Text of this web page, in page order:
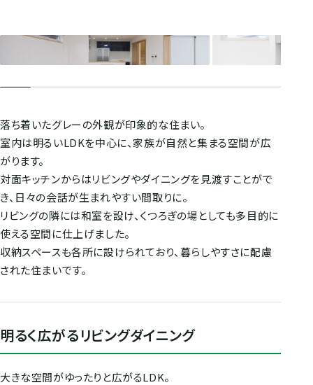
落ち着いたグレーの外観が印象的な住まい。
室内は明るいLDKを中心に、家族が自然と集まる空間が広
がります。
対面キッチンからはリビングやダイニングを見渡すことがで
き、日々の会話が生まれやすい間取りに。
リビングの隣には和室を設け、くつろぎの場としても多目的に
使える空間に仕上げました。
収納スペースも各所に設けられており、暮らしやすさに配慮
された住まいです。
明るく広がるリビングダイニング
大きな空間がゆったりと広がるLDK。